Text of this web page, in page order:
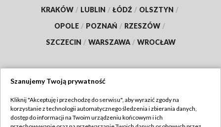
KRAKÓW / LUBLIN / ŁÓDŹ / OLSZTYN /
OPOLE / POZNAŃ / RZESZÓW /
SZCZECIN / WARSZAWA / WROCŁAW
TVP
Szanujemy Twoją prywatność
Kliknij "Akceptuję i przechodzę do serwisu", aby wyrazić zgody na
korzystanie z technologii automatycznego śledzenia i zbierania danych,
dostęp do informacji na Twoim urządzeniu końcowym i ich